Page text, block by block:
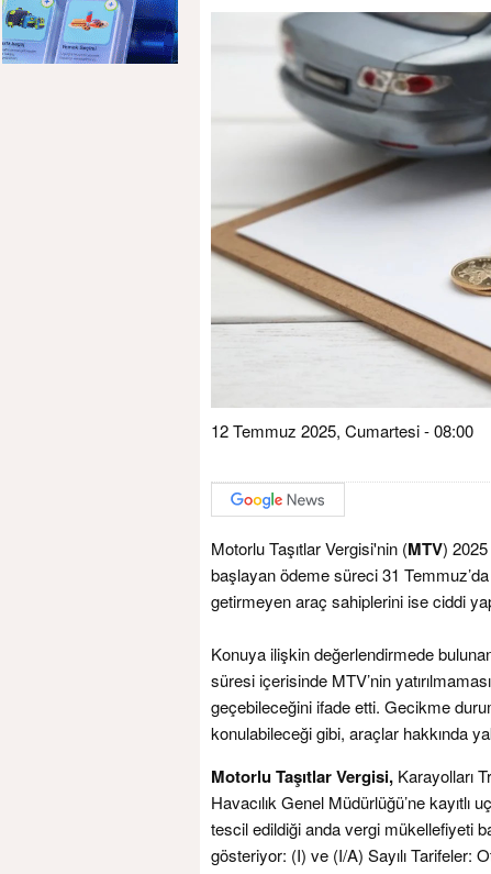
12 Temmuz 2025, Cumartesi - 08:00
Motorlu Taşıtlar Vergisi'nin (MTV) 2025
başlayan ödeme süreci 31
getirmeyen araç sahiplerini ise ciddi
Konuya ilişkin değerlendirmede
süresi içerisinde MTV’nin
geçebileceğini ifade etti. Gecikme
konulabileceği gibi, araçlar hakkında
Motorlu Taşıtlar Vergisi, Karayolları
Havacılık Genel Müdürlüğü’ne kayıtlı
tescil edildiği anda vergi mükellefiyeti
gösteriyor: (I) ve (I/A) Sayılı Tarifeler: